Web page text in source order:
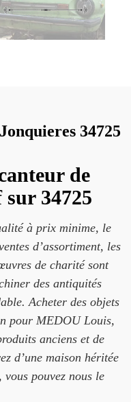
34725
de
sur 34725
à prix minime, le
d’assortiment, les
de charité sont
des antiquités
Acheter des objets
pour MEDOU Louis,
anciens et de
d’une maison héritée
vous pouvez nous le